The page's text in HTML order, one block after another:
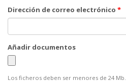
Dirección de correo electrónico *
Añadir documentos
Los ficheros deben ser menores de 24 Mb.